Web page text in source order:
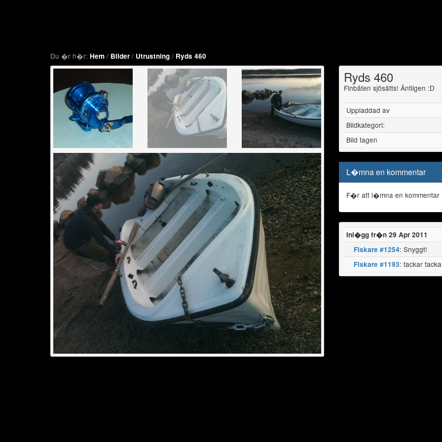
Du �r h�r: Hem / Bilder / Utrustning / Ryds 460
Ryds 460
Finbåten sjösätts! Äntligen :D
Uppladdad av
Bildkategori:
Bild tagen
L�mna en kommentar
F�r att l�mna en
Inl�gg fr�n 29 Apr 2011
Fiskare #1254: Snyggt!
Fiskare #1193: tackar